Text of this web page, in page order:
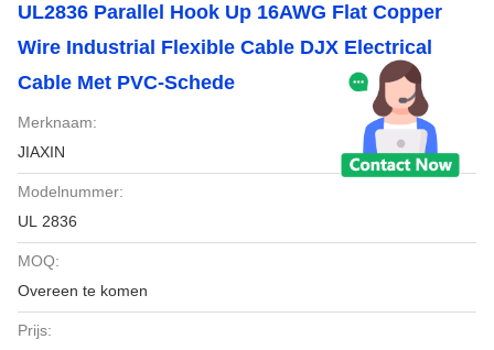
UL2836 Parallel Hook Up 16AWG Flat Copper
Wire Industrial Flexible Cable DJX Electrical
Cable Met PVC-Schede
Merknaam:
JIAXIN
Modelnummer:
UL 2836
MOQ:
Overeen te komen
Prijs: